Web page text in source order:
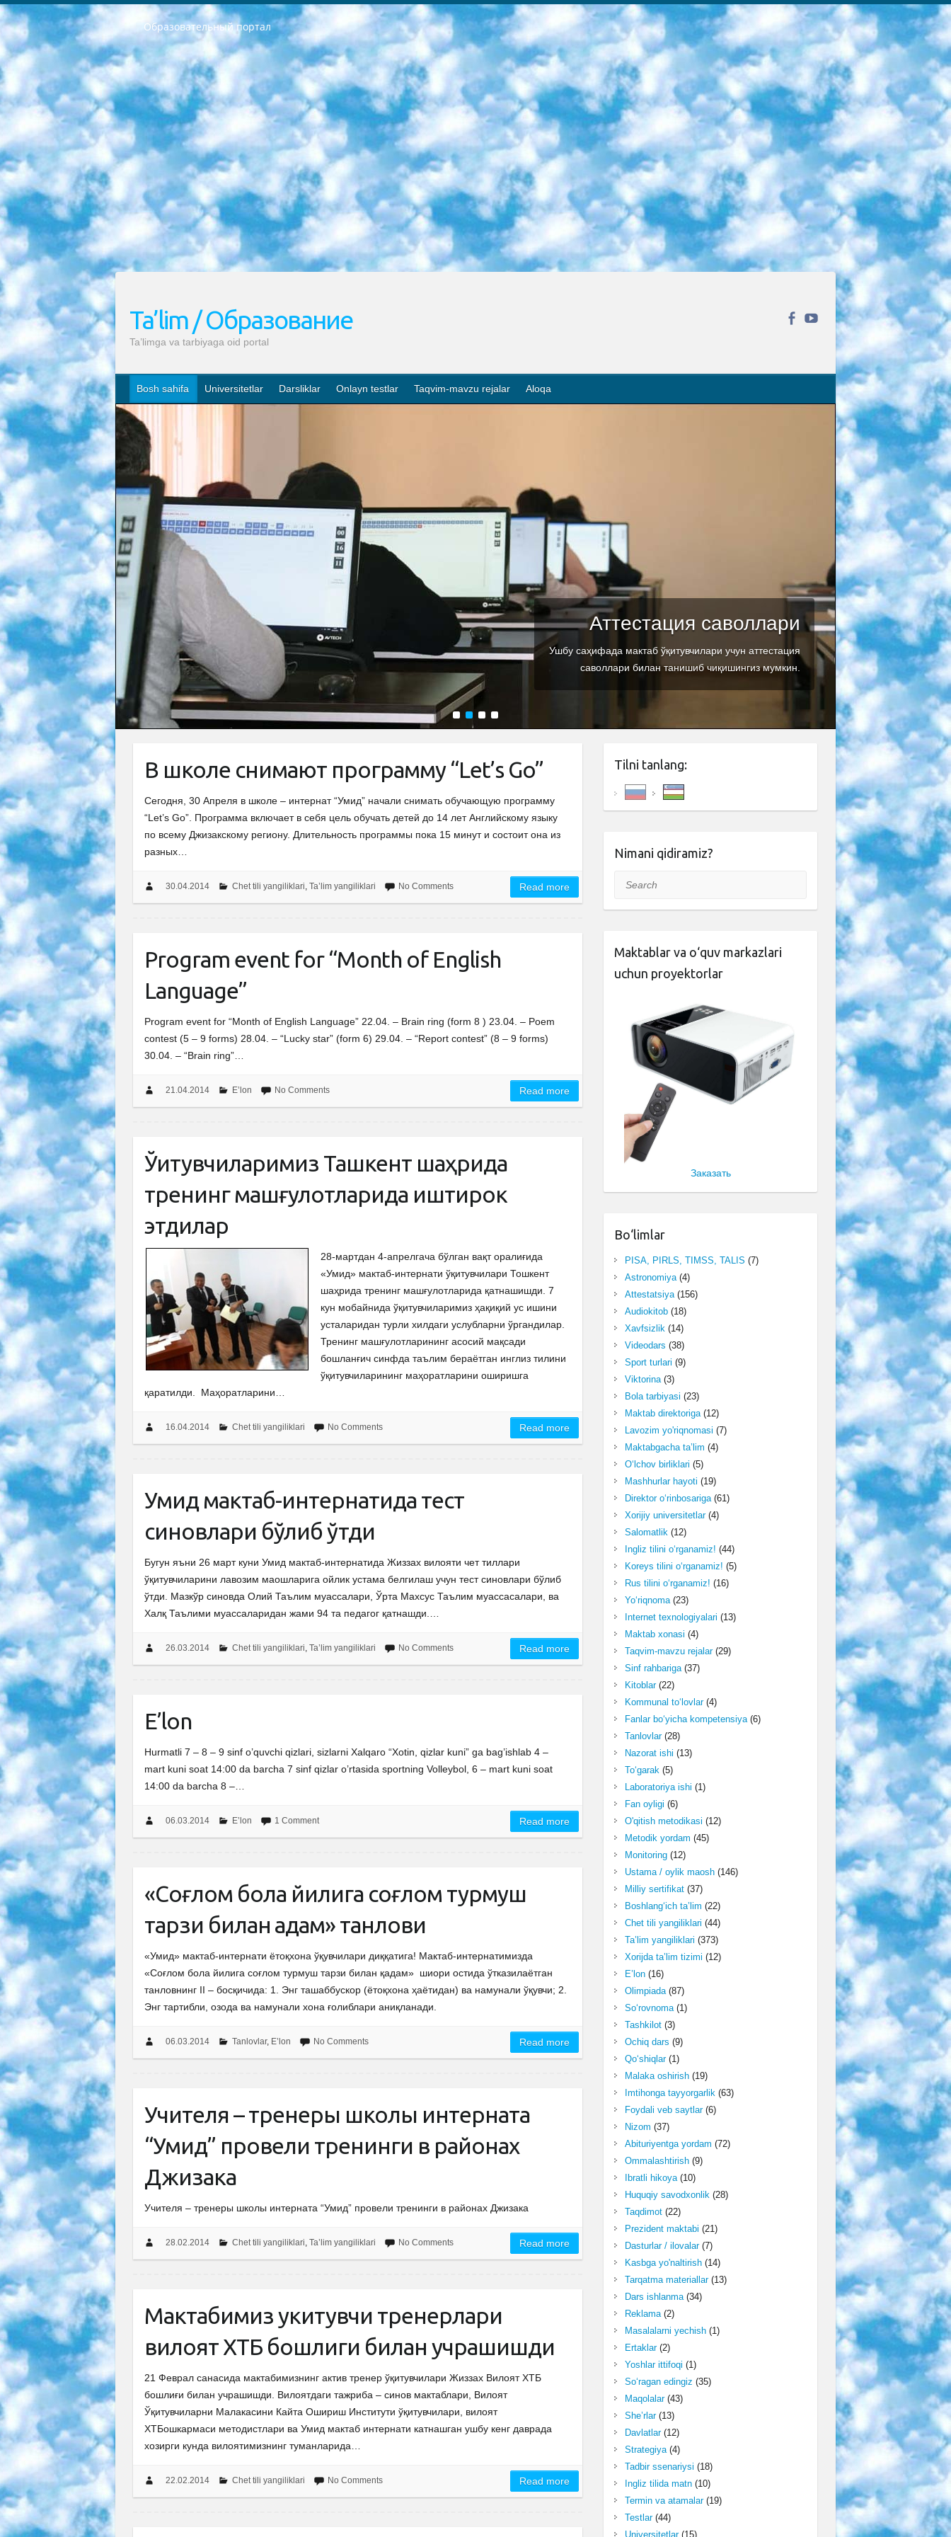
Образовательный портал
РЕСПУБЛИКА УЗБЕКИСТАН МИНИСТРЕРСТВО ДОШКОЛЬНОГО И ШКОЛЬНОГО ОБРАЗОВАНИЯ КОМАНДА в общеобразовательных учреждениях в 2023-2024 учебном году организация и проведение итоговой государственной аттестации обучающихся о Министра дошкольного и школьного образования Республики Узбекистан от 4 марта 2008 года (постановлением Минюста от 20 марта 2008 года № 1778 государственной регистрации) «Итоговое состояние учащихся общего среднего образования на основании положения об утверждении положения об аттестации общего среднего образования выпускной экзамен студентов в образовательных учреждениях в 2023-2024 учебном году В целях организации и прохождения аттестации приказываю: 1. Следующее: перечень предметов, по которым будет проводиться итоговая государственная аттестация и экзамен формы перевода согласно приложению 1; сертификаты международного образца, оценивающие уровень владения иностранными языками перечень согласно приложению 2; 2. Педагогический при специализированных образовательных учреждениях. научно-практический центр квалификации и международной оценки (Д.Давидова) 2024 г. До 25 марта: задания по предметам, по которым будет проводиться итоговая аттестация разработка и утверждение технических условий; итоговая аттестация на основании разработанного предметного задания разработка вопросов по предметам (устно и письменно), экзамен передача; общеобразовательные средние школы и специальные учебные заведения учащиеся выпускных классов школ и интернатов в агентской системе подготовка базы данных экзаменационных материалов и критериев оценки; перевод базы экзаменационных материалов на все языки обучения подать в Республиканский образовательный центр для изготовления; варианты экзаменов на основе разработанных контрольных материалов пусть будут поставлены задачи формирования. 3. Республиканский образовательный центр (Ш.Худайкулов) до 5 апреля 2024 года. до: база данных предоставленных экзаменационных материалов на все языки обучения перевод и экспертиза; для слепых, слабовидящих, глухих, слабослышащих и умственно отсталых детей учащиеся выпускных классов специализированных школ и школ-интернатов база данных экзаменационных материалов на всех преподаваемых языках подготовка критериев оценки; специализированные школы для умственно отсталых детей и технологии для учащихся выпускных классов школ-интернатов разработка соответствующих рекомендаций и критериев проведения ЕГЭ по естествознанию давать задания. 4. Педагогический при специализированных образовательных учреждениях. Научно-практический центр навыков и международной оценки (Д.Давидова), Республика образовательный центр (Худайкулов Ш.) итоговый государственный аттестационный экзамен ориентирован на творческое и логическое мышление при подготовке базы материалов учитывать введение заданий. 5. Следует отметить, что: сертификат государственного образца о знании общеобразовательного предмета и как минимум национальный уровень B1 по предметам на иностранных языках, указанным в Приложении 2. или международно признанный сертификат эквивалентного уровня студенты, изучающие определенный предмет, освобождаются от экзамена; по соответствующим предметам запланирована итоговая государственная аттестация за день до дня, путем жеребьевки Рабочей группой (в письменной форме по предметам, проводимым в форме) из числа сформированных вариантов выбрано 2 варианта; 2 выбранных варианта экзамена анонсированы на официальном сайте министерства и все выпускники по всей стране на основе этих вариантов проводит итоговую государственную аттестацию. 6. Государственное образование учащихся средних общеобразовательных учреждений. знания в соответствии с квалификационными требованиями, которые необходимо приобрести на основании стандартов итоговый (выпускной) контроль для 9 и 11 классов в целях тестирования Экзамены (далее – экзамены) состоят из предметов, перечисленных в приложении 1. будет сделано. 7. Экзамены пройдут с 26 мая по 15 июня 2024 г. (кроме науки физического воспитания). 8. Физическая для учащихся 9 классов общесредних образовательных учреждений. Экзамены по предмету «Образование, квалификация медицина» 1-6 мая 2024 года. сотрудники перевести под присмотр (с отклонениями в физическом или умственном развитии) специализированная школа для детей, школы-интернаты и со сколиозом школы-интернаты санаторного типа для больных детей исключены). 9. Он был слепым, слабовидящим и имел нарушения опорно-двигательного аппарата. экзамены в специализированных школах и интернатах для детей должны проводиться исходя из требований, предъявляемых к общеобразовательным учреждениям (физкультура кроме науки). 10. Специализированная школа для глухих и слабослышащих детей. и экзамены в интернатах и быть реализован в виде письменного теста по математике. 11. Специальность для умственно отсталых детей. Для 9 класса Родной язык и литературное письмо Государственный язык (язык обучения – узбекский). для неклассов) написано Математическое письмо Письменная/устная история Узбекистана Физическое воспитание практично Итоговый контроль Для 11 класса Написание родного языка и литературы (эссе) Математическое письмо Узбекский язык (обучение на узбекском языке) не посещающее общее среднее образование для учреждений)/Образовательное учреждение выбор письменный и устный Иностранный язык письменный/устный Письменная/устная история Узбекистана *По выбору студента:  Химия  Физика  Основы государственного права  География 10 бесплатных образовательных ресурсов - Мы составили подборку онлайн-проектов с интерактивными упражнениями, видеолекциями и статьями. Они помогут вам обрести новые и освежить старые знания бесплатно. 1. «ИНТУИТ» Старейшая образовательная площадка Рунета. Здесь вы найдёте сотни текстовых и видеокурсов на десятки различных тем — от программирования до психологии. Многие курсы подготовлены российскими университетами и крупными международными компаниями вроде Intel и Microsoft. Самостоятельное обучение бесплатное, но желающие могут оплатить услуги персональных наставников. 2. «Смартия» знакомит с актуальными профессиями и подсказывает, как им обучаться. Выбрав заинтересовавшую вас специальность — SMM-специалист, фотограф, веб-дизайнер или другую, — увидите список необходимых для неё умений. Чтобы вы могли освоить их самостоятельно, для каждого умения площадка отображает подборку ссылок на учебные материалы. Хотя «Смартия» ориентируется на русскоязычную аудиторию, часть контента всё же доступна только на английском. 3. «Лекторий Физтеха» Проект Московского физико-технического института (Физтеха). С его помощью вы можете смотреть онлайн серии лекций, записанные на видео в этом вузе. В числе доступных предметов — физика, биология, химия, информационные технологии и другие. К некоторым лекциям администрация ресурса прилагает готовые конспекты, которые можно скачивать в PDF-формате. 4. ITMOcourses Онлайн-площадка Санкт-Петербургского национального исследовательского университета информационных технологий, механики и оптики (ИТМО). Ресурс предоставляет свободный доступ к курсам, разработанным в этом вузе. Каталог материалов разбит на четыре категории: «Оптические системы и технологии», «Приборостроение и робототехника», «Информационные технологии» и «Биотехнологии». Курсы состоят из видеолекций, интерактивных демонстраций и заданий. 5. «КиберЛенинка» Электронная научная библиотека открытого доступа. Каталог площадки регулярно обрастает текстами статей из различных научных изданий. Сгруппированные по журналам и рубрикам публикации можно читать онлайн или скачивать целиком в PDF-формате. Проект нацелен на популяризацию науки за счёт открытого доступа к качественной информации. 6. «ПостНаука» На этом ресурсе публикуют подборки видеолекций, составленные экспертами из разных отраслей и объединённые общими темами. Среди них, к примеру, есть серии «Биоинформатика и геномика», «Культура средневековой Скандинавии» и Cinema Studies о теории кино. Каждая подборка лекций — логически связанная история, рассказанная экспертом от первого лица. Кроме того, на сайте появляются научно-образовательные статьи и тесты на разные темы. 7. «Newочём» Команда проекта «Newочём» отбирает самые интересные тексты из англоязычных СМИ и переводит те из них, за которые голосуют участники сообщества «ВКонтакте». По большей части это научно-популярные статьи. Редакторы придумывают лишь заголовки, в остальном содержание переводов соответствует оригиналам. Полные тексты можно читать прямо в социальной сети. 8. InternetUrok Онлайн-база материалов по основным дисциплинам школьной программы. Информация на сайте структурирована по классам, предметам и темам (урокам). Каждый урок состоит из видеолекций и конспектов. Есть также интерактивные тренажёры и тесты для закрепления пройденного материала. Даже если вы давно окончили школу, возможность повторить программу старших классов всегда может пригодиться. 9. Edutainme Ещё один ресурс об образовании. В отличие от Newtonew, как мне кажется, Edutainme больше ориентируется на представителей индустрии: педагогов, предпринимателей, разработчиков образовательных проектов. Но и любой, кто просто стремится к саморазвитию, найдёт на сайте много полезного и интересного для себя. Например, информацию о новых курсах и образовательных сервисах. 10. Newtonew Онлайн-медиа об образовании и обучении в широком смысле. Авторы Newtonew пишут об инструментах, заведениях, тактиках и стратегиях, которые помогают учить других и получать новые знания самостоятельно. На этой площадке вы найдёте новости, обзоры, аналитические мат
Ta’lim / Образование
Ta’limga va tarbiyaga oid portal
Bosh sahifa Universitetlar Darsliklar Onlayn testlar Taqvim-mavzu rejalar Aloqa
Аттестация саволлари
Ушбу саҳифада мактаб ўқитувчилари учун аттестация
саволлари билан танишиб чиқишингиз мумкин.
1 2 3 4
В школе снимают программу “Let’s Go”
Сегодня, 30 Апреля в школе – интернат “Умид” начали снимать обучающую программу
“Let’s Go”. Программа включает в себя цель обучать детей до 14 лет Английскому языку
по всему Джизакскому региону. Длительность программы пока 15 минут и состоит она из
разных…
30.04.2014 Chet tili yangiliklari, Ta’lim yangiliklari No Comments Read more
Program event for “Month of English
Language”
Program event for “Month of English Language” 22.04. – Brain ring (form 8 ) 23.04. – Poem
contest (5 – 9 forms) 28.04. – “Lucky star” (form 6) 29.04. – “Report contest” (8 – 9 forms)
30.04. – “Brain ring”…
21.04.2014 E’lon No Comments Read more
Ўқитувчиларимиз Ташкент шаҳрида
тренинг машғулотларида иштирок
этдилар
28-мартдан 4-апрелгача бўлган вақт оралиғида
«Умид» мактаб-интернати ўқитувчилари Тошкент
шаҳрида тренинг машғулотларида қатнашишди. 7
кун мобайнида ўқитувчиларимиз ҳақиқий ус ишини
усталаридан турли хилдаги услубларни ўргандилар.
Тренинг машғулотларининг асосий мақсади
бошланғич синфда таълим бераётган инглиз тилини
ўқитувчиларининг маҳоратларини оширишга
қаратилди. Маҳоратларини…
16.04.2014 Chet tili yangiliklari No Comments Read more
Умид мактаб-интернатида тест
синовлари бўлиб ўтди
Бугун яъни 26 март куни Умид мактаб-интернатида Жиззах вилояти чет тиллари
ўқитувчиларини лавозим маошларига ойлик устама белгилаш учун тест синовлари бўлиб
ўтди. Мазкўр синовда Олий Таълим муассалари, Ўрта Махсус Таълим муассасалари, ва
Халқ Таълими муассаларидан жами 94 та педагог қатнашди.…
26.03.2014 Chet tili yangiliklari, Ta’lim yangiliklari No Comments Read more
E’lon
Hurmatli 7 – 8 – 9 sinf o’quvchi qizlari, sizlarni Xalqaro “Xotin, qizlar kuni” ga bag’ishlab 4 –
mart kuni soat 14:00 da barcha 7 sinf qizlar o’rtasida sportning Volleybol, 6 – mart kuni soat
14:00 da barcha 8 –…
06.03.2014 E’lon 1 Comment Read more
«Соғлом бола йилига соғлом турмуш
тарзи билан қадам» танлови
«Умид» мактаб-интернати ётоқхона ўқувчилари диққатига! Мактаб-интернатимизда
«Соғлом бола йилига соғлом турмуш тарзи билан қадам» шиори остида ўтказилаётган
танловнинг II – босқичида: 1. Энг ташаббускор (ётоқхона ҳаётидан) ва намунали ўқувчи; 2.
Энг тартибли, озода ва намунали хона ғолиблари аниқланади.
06.03.2014 Tanlovlar, E’lon No Comments Read more
Учителя – тренеры школы интерната
“Умид” провели тренинги в районах
Джизака
Учителя – тренеры школы интерната “Умид” провели тренинги в районах Джизака
28.02.2014 Chet tili yangiliklari, Ta’lim yangiliklari No Comments Read more
Мактабимиз укитувчи тренерлари
вилоят ХТБ бошлиги билан учрашишди
21 Феврал санасида мактабимизнинг актив тренер ўқитувчилари Жиззах Вилоят ХТБ
бошлиғи билан учрашишди. Вилоятдаги тажриба – синов мактаблари, Вилоят
Ўқитувчиларни Малакасини Кайта Ошириш Институти ўқитувчилари, вилоят
ХТБошкармаси методистлари ва Умид мактаб интернати катнашган ушбу кенг даврада
хозирги кунда вилоятимизнинг туманларида…
22.02.2014 Chet tili yangiliklari No Comments Read more
Tilni tanlang:
Nimani qidiramiz?
Search
Maktablar va o‘quv markazlari
uchun proyektorlar
Заказать
Bo‘limlar
PISA, PIRLS, TIMSS, TALIS (7)
Astronomiya(4)
Attestatsiya(156)
Audiokitob(18)
Xavfsizlik(14)
Videodars (38)
Sport turlari (9)
Viktorina(3)
Bola tarbiyasi (23)
Maktab direktoriga(12)
Lavozim yo'riqnomasi (7)
Maktabgacha ta’lim (4)
O‘lchov birliklari (5)
Mashhurlar hayoti (19)
Direktor o‘rinbosariga(61)
Xorijiy universitetlar(4)
Salomatlik(12)
Ingliz tilini o‘rganamiz! (44)
Koreys tilini o‘rganamiz! (5)
Rus tilini o‘rganamiz! (16)
Yo‘riqnoma(23)
Internet texnologiyalari (13)
Maktab xonasi (4)
Taqvim-mavzu rejalar(29)
Sinf rahbariga(37)
Kitoblar(22)
Kommunal to‘lovlar(4)
Fanlar bo‘yicha kompetensiya(6)
Tanlovlar(28)
Nazorat ishi (13)
To‘garak(5)
Laboratoriya ishi (1)
Fan oyligi (6)
O'qitish metodikasi (12)
Metodik yordam (45)
Monitoring(12)
Ustama / oylik maosh(146)
Milliy sertifikat(37)
Boshlang‘ich ta’lim (22)
Chet tili yangiliklari (44)
Ta’lim yangiliklari (373)
Xorijda ta’lim tizimi (12)
E’lon(16)
Olimpiada(87)
So‘rovnoma(1)
Tashkilot(3)
Ochiq dars (9)
Qo‘shiqlar(1)
Malaka oshirish(19)
Imtihonga tayyorgarlik(63)
Foydali veb saytlar(6)
Nizom (37)
Abituriyentga yordam (72)
Ommalashtirish(9)
Ibratli hikoya(10)
Huquqiy savodxonlik(28)
Taqdimot(22)
Prezident maktabi (21)
Dasturlar / ilovalar(7)
Kasbga yo'naltirish(14)
Tarqatma materiallar(13)
Dars ishlanma(34)
Reklama(2)
Masalalarni yechish(1)
Ertaklar(2)
Yoshlar ittifoqi (1)
So‘ragan edingiz (35)
Maqolalar(43)
She’rlar(13)
Davlatlar(12)
Strategiya(4)
Tadbir ssenariysi (18)
Ingliz tilida matn(10)
Termin va atamalar(19)
Testlar(44)
Universitetlar(15)